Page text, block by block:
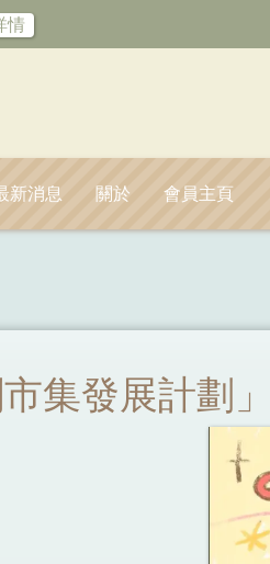
情
新消息 關於 會員主頁
集發展計劃